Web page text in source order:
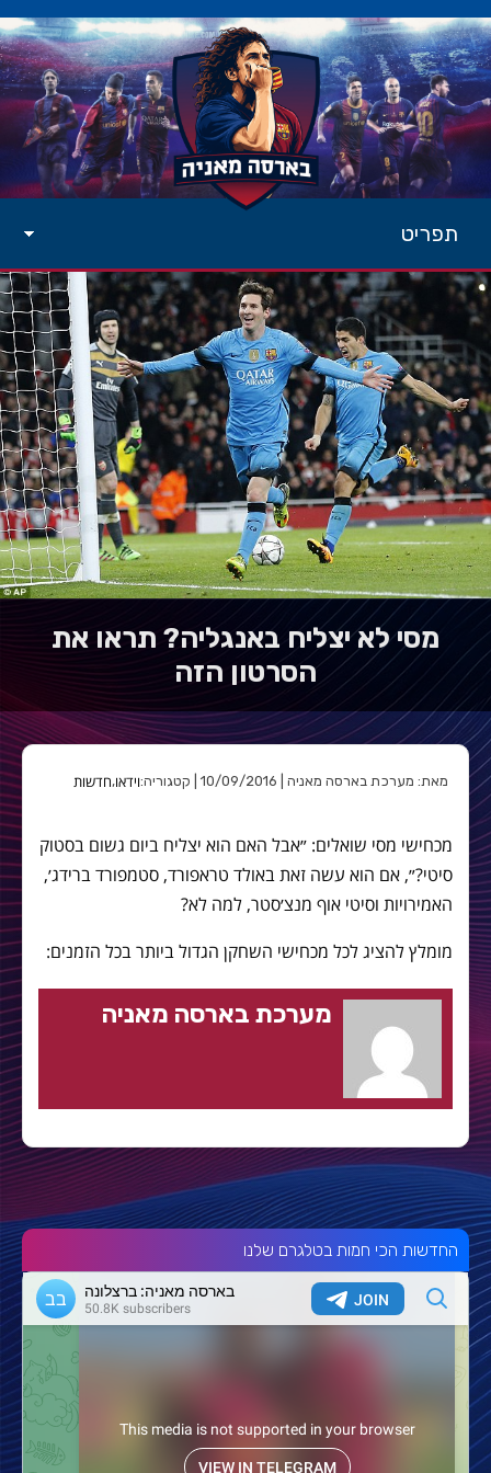
תפריט
מסי לא יצליח באנגליה? תראו את
הסרטון הזה
מאת: מערכת בארסה מאניה | 10/09/2016 | קטגוריה: וידאו,חדשות
מכחישי מסי שואלים: ״אבל האם הוא יצליח ביום גשום בסטוק
סיטי?״, אם הוא עשה זאת באולד טראפורד, סטמפורד ברידג׳,
האמירויות וסיטי אוף מנצ׳סטר, למה לא?
מומלץ להציג לכל מכחישי השחקן הגדול ביותר בכל הזמנים:
מערכת בארסה מאניה
החדשות הכי חמות בטלגרם שלנו